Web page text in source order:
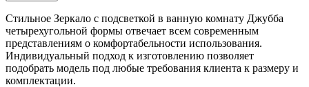
Стильное Зеркало с подсветкой в ванную комнату Джубба
четырехугольной формы отвечает всем современным
представлениям о комфортабельности использования.
Индивидуальный подход к изготовлению позволяет
подобрать модель под любые требования клиента к размеру и
комплектации.